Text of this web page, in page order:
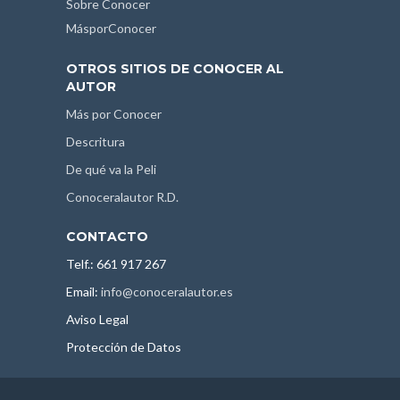
Sobre Conocer
MásporConocer
OTROS SITIOS DE CONOCER AL
AUTOR
Más por Conocer
Descritura
De qué va la Peli
Conoceralautor R.D.
CONTACTO
Telf.: 661 917 267
Email: info@conoceralautor.es
Aviso Legal
Protección de Datos